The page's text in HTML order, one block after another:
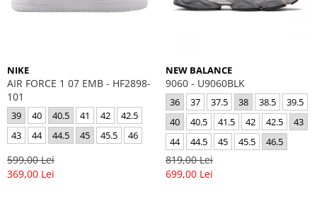
GECI
JORDAN SPIZIKE
327
530
PUMA
NIKE
AIR FORCE 1 07 EMB - HF2898-
101
39 40 40.5 41 42
42.5
43
44 44.5 45 45.5 46
599,00 Lei
369,00 Lei
NEW BALANCE
9060 - U9060BLK
36 37 37.5 38 38.5
39.5
40
40.5 41.5 42 42.5
43
44
44.5 45 45.5 46.5
819,00 Lei
699,00 Lei